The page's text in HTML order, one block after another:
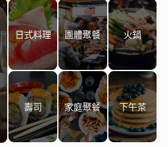
日式料理 團體聚餐 火鍋
壽司 家庭聚餐 下午茶